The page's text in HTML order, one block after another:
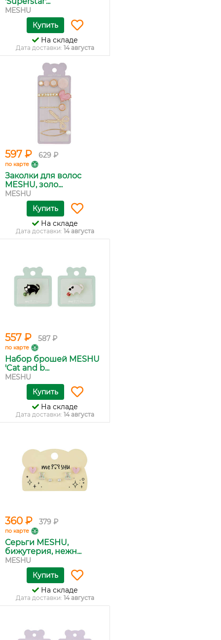
MESHU
Купить
На складе
Дата доставки: 14 августа
597 ₽ 629 ₽
по карте
Заколки для волос
MESHU, золо...
MESHU
Купить
На складе
Дата доставки: 14 августа
557 ₽ 587 ₽
по карте
Набор брошей MESHU
'Cat and b...
MESHU
Купить
На складе
Дата доставки: 14 августа
360 ₽ 379 ₽
по карте
Серьги MESHU,
бижутерия, нежн...
MESHU
Купить
На складе
Дата доставки: 14 августа